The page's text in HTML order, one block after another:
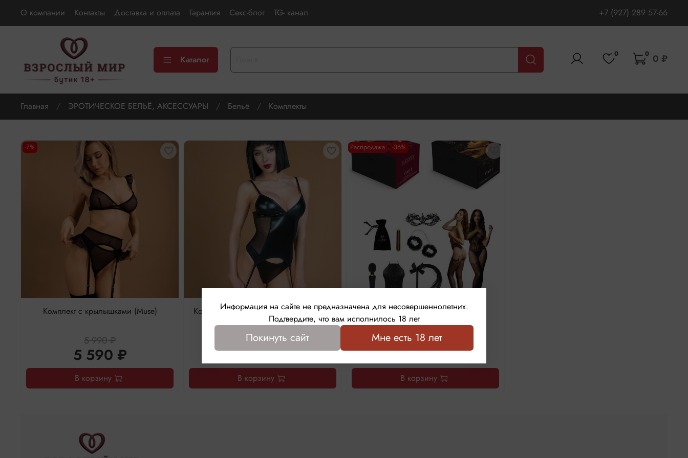
О компании Контакты Доставка и оплата Гарантия Секс-блог TG- канал +7 (927) 289 57-66
Каталог 0 0 0 ₽
Главная ЭРОТИЧЕСКОЕ БЕЛЬЁ, АКСЕССУАРЫ Бельё Комплекты
-7%
Комплект с крылышками (Muse)
5 990 ₽
5 590 ₽
В корзину
Корсаж с трусиками из материала wet
look (My Shadow) (L/XL)
6 250 ₽
В корзину
Распродажа -36%
Подарочный набор Le Desir Sexy
Lingerie Calender (р. 48-56)
15 690 ₽
9 990 ₽
В корзину
Информация на сайте не предназначена для несовершеннолетних.
Подтвердите, что вам исполнилось 18 лет
Покинуть сайт Мне есть 18 лет